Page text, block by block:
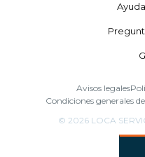
Avisos legales
Condiciones generales
© 2026 LOCA